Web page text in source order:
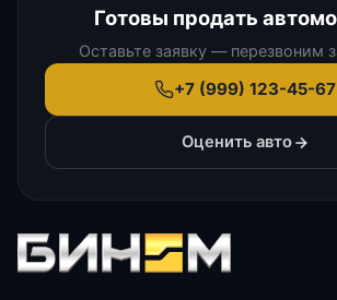
Готовы продать
Оставьте заявку — перезвоним
+7 (999) 123-45-67
Оценить авто